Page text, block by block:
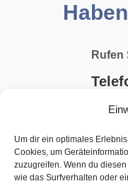
Um dir ein optimales
Cookies, um
zuzugreifen. Wenn du
wie das Surfverhalten oder
Rufen